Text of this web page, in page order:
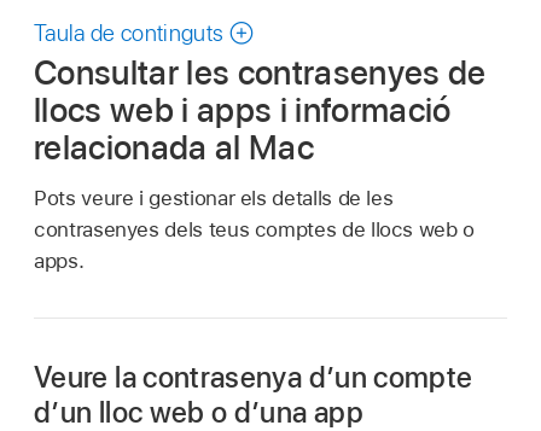
Taula de continguts
Consultar les contrasenyes de
llocs web i apps i informació
relacionada al Mac
Pots veure i gestionar els detalls de les
contrasenyes dels teus comptes de llocs web o
apps.
Veure la contrasenya d’un compte
d’un lloc web o d’una app